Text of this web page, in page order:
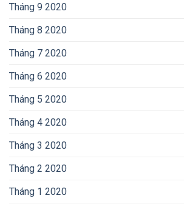
Tháng 9 2020
Tháng 8 2020
Tháng 7 2020
Tháng 6 2020
Tháng 5 2020
Tháng 4 2020
Tháng 3 2020
Tháng 2 2020
Tháng 1 2020